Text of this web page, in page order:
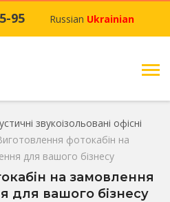
95 Russian Ukrainian
звукоізольовані офісні
фотокабін на
для вашого бізнесу
на замовлення
для вашого бізнесу